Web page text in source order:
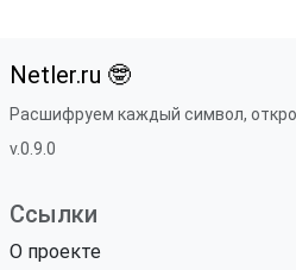
Netler.ru 🤓
Расшифруем каждый символ,
v.0.9.0
Ссылки
О проекте